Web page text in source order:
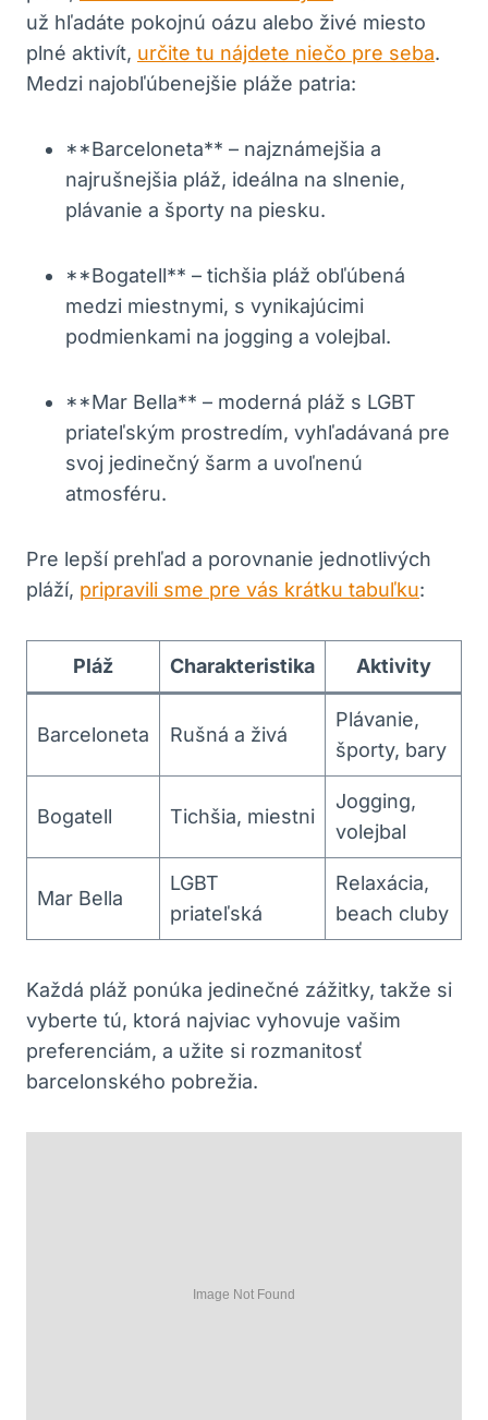
už hľadáte pokojnú oázu alebo živé miesto
plné aktivít, určite tu nájdete niečo pre seba.
Medzi najobľúbenejšie pláže patria:
**Barceloneta** – najznámejšia a
najrušnejšia pláž, ideálna na slnenie,
plávanie a športy na piesku.
**Bogatell** – tichšia pláž obľúbená
medzi miestnymi, s vynikajúcimi
podmienkami na jogging a volejbal.
**Mar Bella** – moderná pláž s LGBT
priateľským prostredím, vyhľadávaná pre
svoj jedinečný šarm a uvoľnenú
atmosféru.
Pre lepší prehľad a porovnanie jednotlivých
pláží, pripravili sme pre vás krátku tabuľku:
Pláž Charakteristika Aktivity
Barceloneta Rušná a živá
Plávanie,
športy, bary
Bogatell Tichšia, miestni
Jogging,
volejbal
Mar Bella
LGBT
priateľská
Relaxácia,
beach cluby
Každá pláž ponúka jedinečné zážitky, takže si
vyberte tú, ktorá najviac vyhovuje vašim
preferenciám, a užite si rozmanitosť
barcelonského pobrežia.